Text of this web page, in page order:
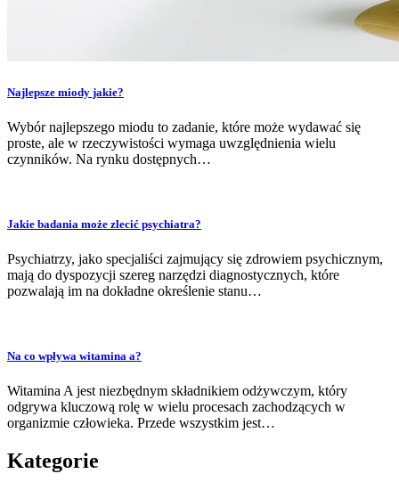
Najlepsze miody jakie?
Wybór najlepszego miodu to zadanie, które może wydawać się
proste, ale w rzeczywistości wymaga uwzględnienia wielu
czynników. Na rynku dostępnych…
Jakie badania może zlecić psychiatra?
Psychiatrzy, jako specjaliści zajmujący się zdrowiem psychicznym,
mają do dyspozycji szereg narzędzi diagnostycznych, które
pozwalają im na dokładne określenie stanu…
Na co wpływa witamina a?
Witamina A jest niezbędnym składnikiem odżywczym, który
odgrywa kluczową rolę w wielu procesach zachodzących w
organizmie człowieka. Przede wszystkim jest…
Kategorie